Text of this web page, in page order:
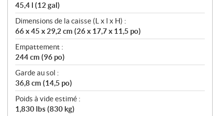
45,4 l (12 gal)
Dimensions de la caisse (L x l x H) :
66 x 45 x 29,2 cm (26 x 17,7 x 11,5 po)
Empattement :
244 cm (96 po)
Garde au sol :
36,8 cm (14,5 po)
Poids à vide estimé :
1,830 lbs (830 kg)